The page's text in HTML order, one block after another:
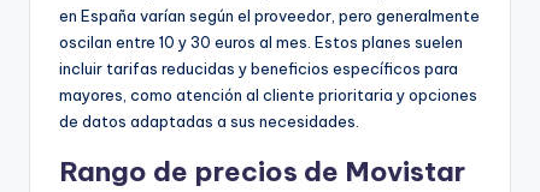
en España varían según el proveedor, pero generalmente
oscilan entre 10 y 30 euros al mes. Estos planes suelen
incluir tarifas reducidas y beneficios específicos para
mayores, como atención al cliente prioritaria y opciones
de datos adaptadas a sus necesidades.
Rango de precios de Movistar